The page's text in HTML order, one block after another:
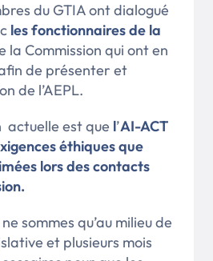
du GTIA ont dialogué
les fonctionnaires de la
la Commission qui ont en
de présenter et
de l’AEPL.
est que l’AI-ACT
éthiques que
lors des contacts
sommes qu’au milieu de
et plusieurs mois